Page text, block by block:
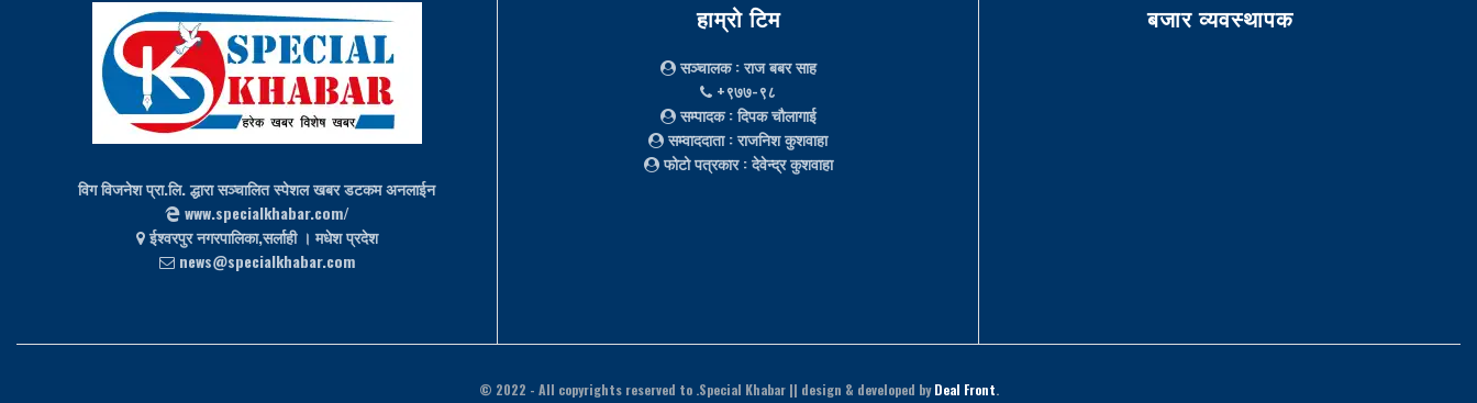
विग विजनेश प्रा.लि. द्धारा सञ्चालित स्पेशल खबर डटकम अनलाईन
www.specialkhabar.com/
ईश्‍वरपुर नगरपालिका,सर्लाही । मधेश प्रदेश
news@specialkhabar.com
हाम्रो टिम
सञ्चालक: राज बबर साह
+९७७-९८
सम्पादक: दिपक चौलागाई
सम्वाददाता: राजनिश कुशवाहा
फोटो पत्रकार: देवेन्द्र कुशवाहा
बजार व्यवस्थापक
© 2022 - All copyrights reserved to .Special Khabar || design & developed byDeal Front.